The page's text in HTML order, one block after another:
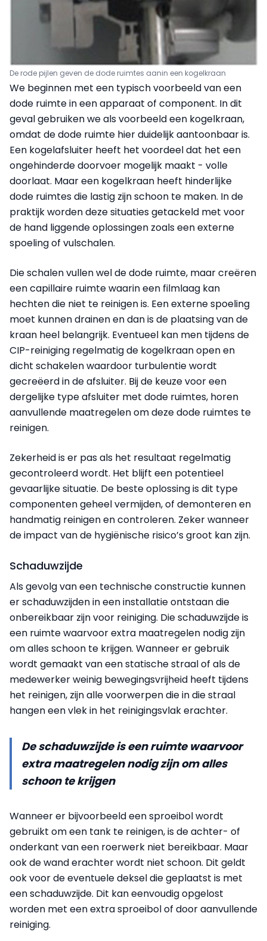
De rode pijlen geven de dode ruimtes aanin een kogelkraan
We beginnen met een typisch voorbeeld van een
dode ruimte in een apparaat of component. In dit
geval gebruiken we als voorbeeld een kogelkraan,
omdat de dode ruimte hier duidelijk aantoonbaar is.
Een kogelafsluiter heeft het voordeel dat het een
ongehinderde doorvoer mogelijk maakt - volle
doorlaat. Maar een kogelkraan heeft hinderlijke
dode ruimtes die lastig zijn schoon te maken. In de
praktijk worden deze situaties getackeld met voor
de hand liggende oplossingen zoals een externe
spoeling of vulschalen.
Die schalen vullen wel de dode ruimte, maar creëren
een capillaire ruimte waarin een filmlaag kan
hechten die niet te reinigen is. Een externe spoeling
moet kunnen drainen en dan is de plaatsing van de
kraan heel belangrijk. Eventueel kan men tijdens de
CIP-reiniging regelmatig de kogelkraan open en
dicht schakelen waardoor turbulentie wordt
gecreëerd in de afsluiter. Bij de keuze voor een
dergelijke type afsluiter met dode ruimtes, horen
aanvullende maatregelen om deze dode ruimtes te
reinigen.
Zekerheid is er pas als het resultaat regelmatig
gecontroleerd wordt. Het blijft een potentieel
gevaarlijke situatie. De beste oplossing is dit type
componenten geheel vermijden, of demonteren en
handmatig reinigen en controleren. Zeker wanneer
de impact van de hygiënische risico’s groot kan zijn.
Schaduwzijde
Als gevolg van een technische constructie kunnen
er schaduwzijden in een installatie ontstaan die
onbereikbaar zijn voor reiniging. Die schaduwzijde is
een ruimte waarvoor extra maatregelen nodig zijn
om alles schoon te krijgen. Wanneer er gebruik
wordt gemaakt van een statische straal of als de
medewerker weinig bewegingsvrijheid heeft tijdens
het reinigen, zijn alle voorwerpen die in die straal
hangen een vlek in het reinigingsvlak erachter.
De schaduwzijde is een ruimte waarvoor
extra maatregelen nodig zijn om alles
schoon te krijgen
Wanneer er bijvoorbeeld een sproeibol wordt
gebruikt om een tank te reinigen, is de achter- of
onderkant van een roerwerk niet bereikbaar. Maar
ook de wand erachter wordt niet schoon. Dit geldt
ook voor de eventuele deksel die geplaatst is met
een schaduwzijde. Dit kan eenvoudig opgelost
worden met een extra sproeibol of door aanvullende
reiniging.